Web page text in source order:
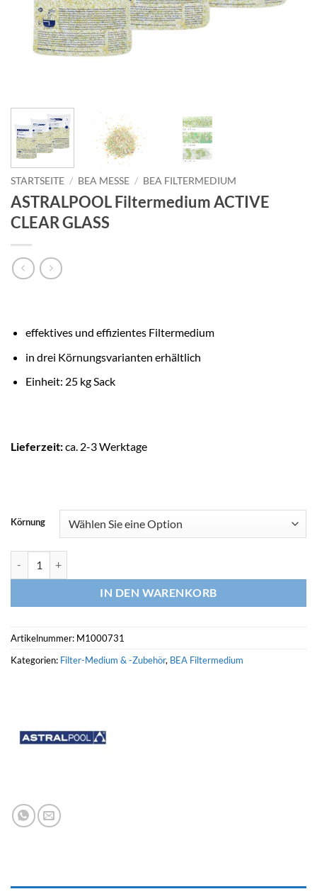
STARTSEITE / BEA MESSE / BEA FILTERMEDIUM
ASTRALPOOL Filtermedium ACTIVE
CLEAR GLASS
effektives und effizientes Filtermedium
in drei Körnungsvarianten erhältlich
Einheit: 25 kg Sack
Lieferzeit:ca. 2-3 Werktage
Körnung
IN DEN WARENKORB
Artikelnummer: M1000731
Kategorien: Filter-Medium & -Zubehör, BEA Filtermedium